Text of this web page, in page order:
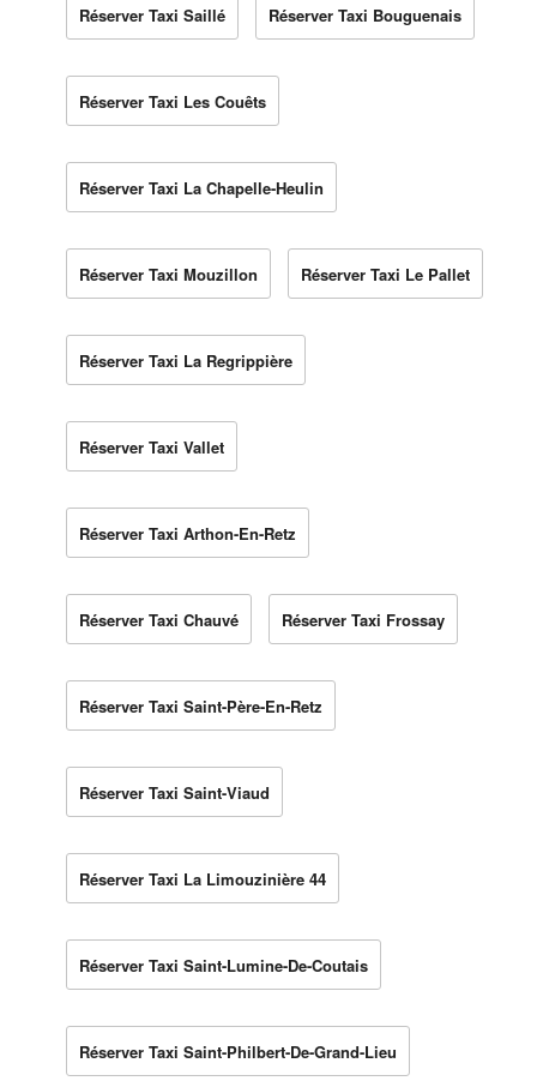
Réserver Taxi Saillé Réserver Taxi Bouguenais
Réserver Taxi Les Couêts
Réserver Taxi La Chapelle-Heulin
Réserver Taxi Mouzillon Réserver Taxi Le Pallet
Réserver Taxi La Regrippière
Réserver Taxi Vallet
Réserver Taxi Arthon-En-Retz
Réserver Taxi Chauvé Réserver Taxi Frossay
Réserver Taxi Saint-Père-En-Retz
Réserver Taxi Saint-Viaud
Réserver Taxi La Limouzinière 44
Réserver Taxi Saint-Lumine-De-Coutais
Réserver Taxi Saint-Philbert-De-Grand-Lieu